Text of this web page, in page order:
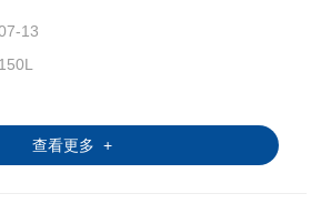
湿的性能。本机采用中英文显示彩色触
单，程序编辑容易，可显示完整的系
执行及设定程序曲线。运转中发生异
动显示故障原因及提供排除故障方法。
13
查看更多 +